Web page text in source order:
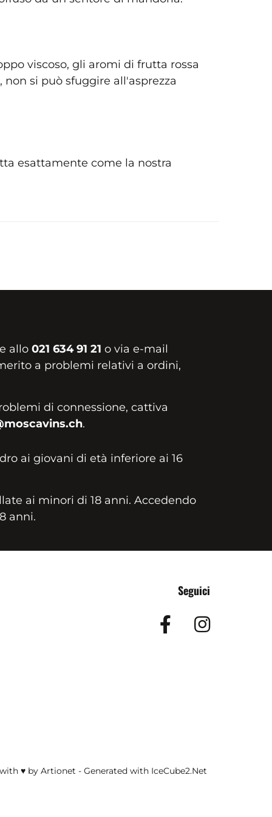
viscoso, gli aromi di frutta rossa
si può sfuggire all'asprezza
esattamente come la nostra
allo 021 634 91 21 o via e-mail
a problemi relativi a ordini,
di connessione, cattiva
.
ai giovani di età inferiore ai 16
ai minori di 18 anni. Accedendo
anni.
Seguici
Facebook
♥ by Artionet - Generated with IceCube2.Net